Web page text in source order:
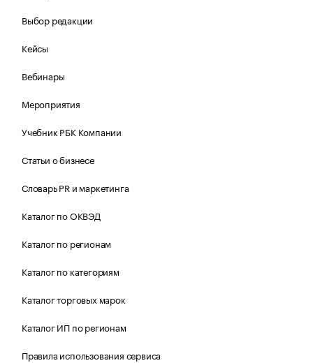
Выбор редакции
Кейсы
Вебинары
Мероприятия
Учебник РБК Компании
Статьи о бизнесе
Словарь PR и маркетинга
Каталог по ОКВЭД
Каталог по регионам
Каталог по категориям
Каталог торговых марок
Каталог ИП по регионам
Правила использования сервиса